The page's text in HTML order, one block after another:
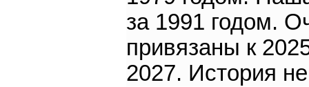
за 1991 годом.
привязаны к
2027. История